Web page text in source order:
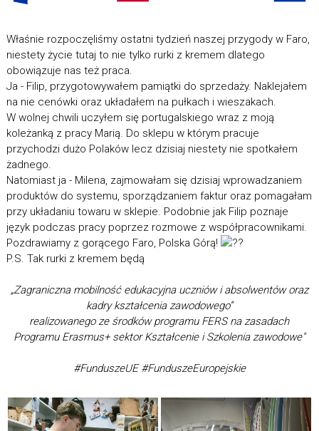
Właśnie rozpoczęliśmy ostatni tydzień naszej przygody w Faro,
niestety życie tutaj to nie tylko rurki z kremem dlatego
obowiązuje nas też praca.
Ja - Filip, przygotowywałem pamiątki do sprzedaży. Naklejałem
na nie cenówki oraz układałem na pułkach i wieszakach.
W wolnej chwili uczyłem się portugalskiego wraz z moją
koleżanką z pracy Marią. Do sklepu w którym pracuje
przychodzi dużo Polaków lecz dzisiaj niestety nie spotkałem
żadnego.
Natomiast ja - Milena, zajmowałam się dzisiaj wprowadzaniem
produktów do systemu, sporządzaniem faktur oraz pomagałam
przy układaniu towaru w sklepie. Podobnie jak Filip poznaje
język podczas pracy poprzez rozmowe z współpracownikami.
Pozdrawiamy z gorącego Faro, Polska Górą!
P.S. Tak rurki z kremem będą
„Zagraniczna mobilność edukacyjna uczniów i absolwentów oraz
kadry kształcenia zawodowego”
realizowanego ze środków programu FERS na zasadach
Programu Erasmus+ sektor Kształcenie i Szkolenia zawodowe"
#FunduszeUE #FunduszeEuropejskie